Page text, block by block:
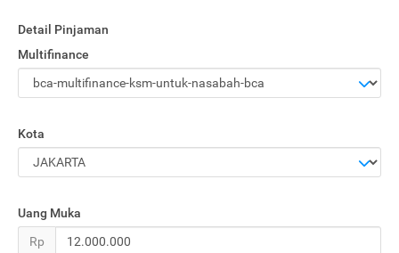
Detail Pinjaman
Multifinance
Kota
Uang Muka
Rp